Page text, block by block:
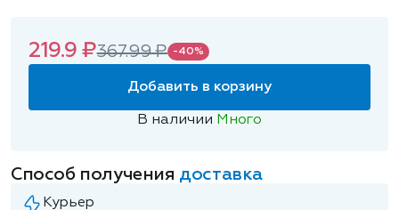
219.9 ₽367.99 ₽ -40%
Добавить в корзину
В наличии Много
Способ получения доставка
Курьер